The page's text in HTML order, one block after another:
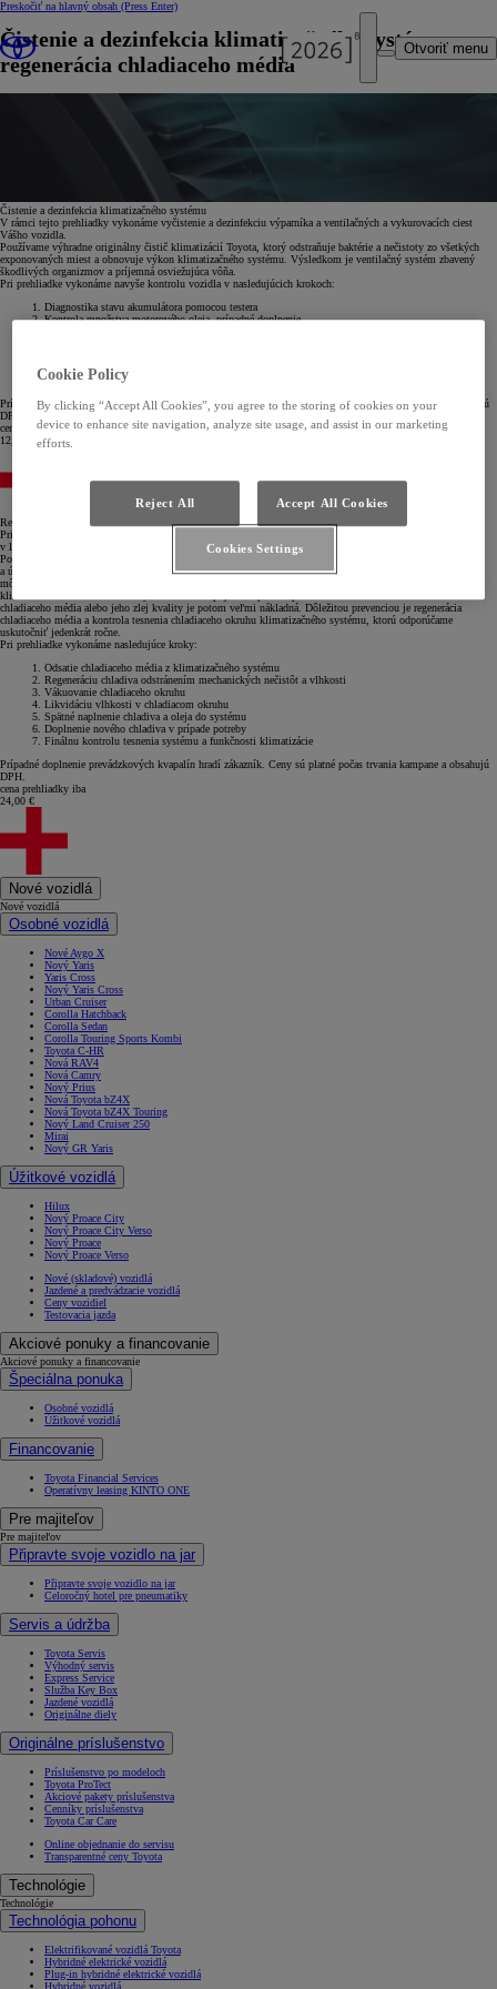
Preskočiť na hlavný obsah (Press Enter)
Otvoriť menu
Čistenie a dezinfekcia klimatizačného systému a
regenerácia chladiaceho média
Čistenie a dezinfekcia klimatizačného systému
V rámci tejto prehliadky vykonáme vyčistenie a dezinfekciu výparníka a ventilačných a vykurovacích ciest
Vášho vozidla.
Používame výhradne originálny čistič klimatizácií Toyota, ktorý odstraňuje baktérie a nečistoty zo všetkých
exponovaných miest a obnovuje výkon klimatizačného systému. Výsledkom je ventilačný systém zbavený
škodlivých organizmov a príjemná osviežujúca vôňa.
Pri prehliadke vykonáme navyše kontrolu vozidla v nasledujúcich krokoch:
Diagnostika stavu akumulátora pomocou testera
Kontrola množstva motorového oleja, prípadné doplnenie
Kontrola funkcie vonkajšieho osvetlenia
Kontrola stavu pneumatík vrátane rezervy, nastavenie na predpísaný tlak
Prípadné doplnenie prevádzkových kvapalín hradí zákazník. Ceny sú platné počas trvania kampane a obsahujú
DPH.
cena prehliadky iba
12,00 €
Regenerácia chladiaceho média
Pri starostlivosti o klimatizačný systém je veľmi dôležitá prevencia, ktorou predídete nepríjemnostiam
v letných mesiacoch, kedy potrebujete jeho plný výkon.
Počas roka môže zo systému prirodzene uniknúť zhruba 5 – 10 % chladiaceho média, čím sa znižuje výkon
a účinnosť klimatizácie. Chladiace médium tiež prirodzene absorbuje nežiadúcu vlhkosť zo systému, ktorá
môže spôsobiť poškodenie zariadenia alebo jeho poruchu. Malé množstvo oleja zaisťuje mazanie kompresora
klimatizácie a konzerváciu všetkých tesniacich spojov. Prípadná oprava v dôsledku nízkeho množstva
chladiaceho média alebo jeho zlej kvality je potom veľmi nákladná. Dôležitou prevenciou je regenerácia
chladiaceho média a kontrola tesnenia chladiaceho okruhu klimatizačného systému, ktorú odporúčame
uskutočniť jedenkrát ročne.
Pri prehliadke vykonáme nasledujúce kroky:
Odsatie chladiaceho média z klimatizačného systému
Regeneráciu chladiva odstránením mechanických nečistôt a vlhkosti
Vákuovanie chladiaceho okruhu
Likvidáciu vlhkosti v chladiacom okruhu
Spätné naplnenie chladiva a oleja do systému
Doplnenie nového chladiva v prípade potreby
Finálnu kontrolu tesnenia systému a funkčnosti klimatizácie
Prípadné doplnenie prevádzkových kvapalín hradí zákazník. Ceny sú platné počas trvania kampane a obsahujú
DPH.
cena prehliadky iba
24,00 €
Nové vozidlá
Nové vozidlá
Osobné vozidlá
Nové Aygo X
Nový Yaris
Yaris Cross
Nový Yaris Cross
Urban Cruiser
Corolla Hatchback
Corolla Sedan
Corolla Touring Sports Kombi
Toyota C-HR
Nová RAV4
Nová Camry
Nový Prius
Nová Toyota bZ4X
Nová Toyota bZ4X Touring
Nový Land Cruiser 250
Mirai
Nový GR Yaris
Úžitkové vozidlá
Hilux
Nový Proace City
Nový Proace City Verso
Nový Proace
Nový Proace Verso
Nové (skladové) vozidlá
Jazdené a predvádzacie vozidlá
Ceny vozidiel
Testovacia jazda
Akciové ponuky a financovanie
Akciové ponuky a financovanie
Špeciálna ponuka
Osobné vozidlá
Úžitkové vozidlá
Financovanie
Toyota Financial Services
Operatívny leasing KINTO ONE
Pre majiteľov
Pre majiteľov
Připravte svoje vozidlo na jar
Připravte svoje vozidlo na jar
Celoročný hotel pre pneumatiky
Servis a údržba
Toyota Servis
Výhodný servis
Express Service
Služba Key Box
Jazdené vozidlá
Originálne diely
Originálne príslušenstvo
Príslušenstvo po modeloch
Toyota ProTect
Akciové pakety príslušenstva
Cenníky príslušenstva
Toyota Car Care
Online objednanie do servisu
Transparentné ceny Toyota
Technológie
Technológie
Technológia pohonu
Elektrifikované vozidlá Toyota
Hybridné elektrické vozidlá
Plug-in hybridné elektrické vozidlá
Hybridné vozidlá
Cookie Policy
By clicking “Accept All Cookies”, you agree to the storing of cookies on your
device to enhance site navigation, analyze site usage, and assist in our marketing
efforts.
Reject All Accept All Cookies
Cookies Settings